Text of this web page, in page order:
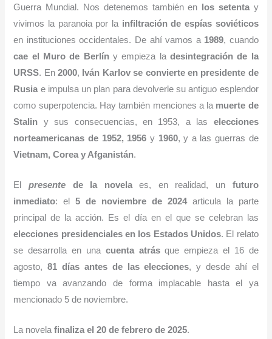
Guerra Mundial. Nos detenemos también en
los setenta y
vivimos la paranoia por la infiltración de espías soviéticos
en instituciones occidentales. De ahí vamos a 1989, cuando
cae el Muro de Berlín y empieza la desintegración de la
URSS. En2000, Iván Karlov se convierte en presidente de
Rusia e impulsa un plan para devolverle su antiguo esplendor
como superpotencia. Hay también menciones a la muerte de
Stalin y sus consecuencias, en 1953, a las elecciones
norteamericanas de 1952, 1956 y 1960, y a las guerras de
Vietnam, Corea y Afganistán.
Elpresente de la novelaes, en realidad, un futuro
inmediato: el5 de noviembre de 2024 articula la parte
principal de la acción. Es el día en el que se celebran las
elecciones presidenciales en los Estados Unidos. El relato
se desarrolla en una cuenta atrásque empieza el 16 de
agosto,81 días antes de las elecciones, y desde ahí el
tiempo va avanzando de forma implacable hasta el ya
mencionado 5 de noviembre.
La novelafinaliza el 20 de febrero de 2025.